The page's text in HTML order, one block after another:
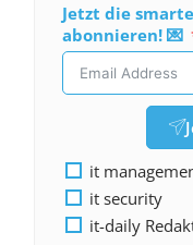
Jetzt die
abonnieren! 💌
it
it security
it-daily